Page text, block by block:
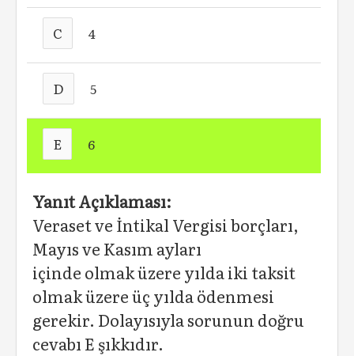
C 4
D 5
E 6
Yanıt Açıklaması:
Veraset ve İntikal Vergisi borçları,
Mayıs ve Kasım ayları
içinde olmak üzere yılda iki taksit
olmak üzere üç yılda ödenmesi
gerekir. Dolayısıyla sorunun doğru
cevabı E şıkkıdır.